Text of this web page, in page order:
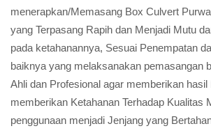
menerapkan/Memasang Box Culvert
yang Terpasang Rapih dan Menjadi Mutu
pada ketahanannya, Sesuai Penempatan
baiknya yang melaksanakan pemasangan
Ahli dan Profesional agar memberikan
memberikan Ketahanan Terhadap Kualitas
penggunaan menjadi Jenjang yang